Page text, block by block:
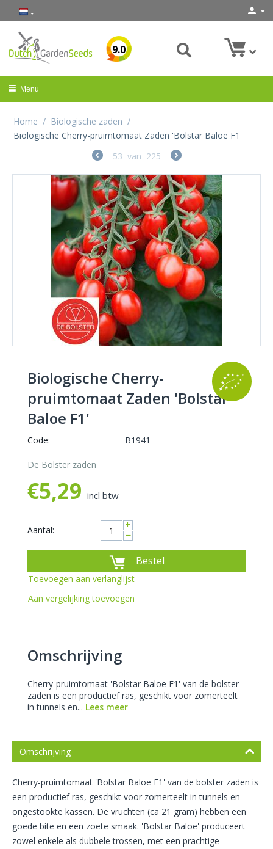
9.0
Menu
Home / Biologische zaden /
Biologische Cherry-pruimtomaat Zaden 'Bolstar Baloe F1'
53 van 225
Biologische Cherry-
pruimtomaat Zaden 'Bolstar
Baloe F1'
Code: B1941
De Bolster zaden
€5,29 incl btw
Aantal: +
−
Bestel
Toevoegen aan verlanglijst
Aan vergelijking toevoegen
Omschrijving
Cherry-pruimtomaat 'Bolstar Baloe F1' van de bolster
zaden is een productief ras, geschikt voor zomerteelt
in tunnels en... Lees meer
Omschrijving
Cherry-pruimtomaat 'Bolstar Baloe F1' van de bolster zaden is
een productief ras, geschikt voor zomerteelt in tunnels en
ongestookte kassen. De vruchten (ca 21 gram) hebben een
goede bite en een zoete smaak. 'Bolstar Baloe' produceert
zowel enkele als dubbele trossen, met een prachtige